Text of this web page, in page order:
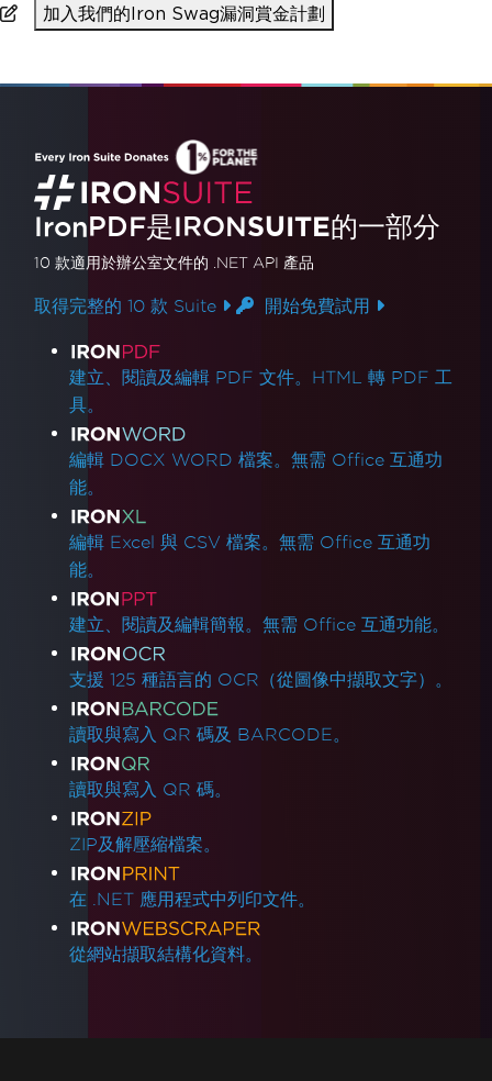
加入我們的Iron Swag漏洞賞金計劃
IronPDF是IRONSUITE的一部分
10 款適用於辦公室文件的 .NET API 產品
取得完整的 10 款 Suite 開始免費試用
產品連結
建立、閱讀及編輯 PDF 文件。HTML 轉 PDF 工
具。
編輯 DOCX WORD 檔案。無需 Office 互通功
能。
編輯 Excel 與 CSV 檔案。無需 Office 互通功
能。
建立、閱讀及編輯簡報。無需 Office 互通功能。
支援 125 種語言的 OCR（從圖像中擷取文字）。
讀取與寫入 QR 碼及 BARCODE。
讀取與寫入 QR 碼。
ZIP及解壓縮檔案。
在 .NET 應用程式中列印文件。
從網站擷取結構化資料。